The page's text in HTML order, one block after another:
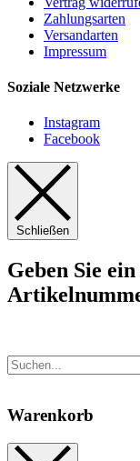
Zahlungsarten
Versandarten
Impressum
Soziale Netzwerke
Instagram
Facebook
Schließen
Geben Sie
Warenkorb